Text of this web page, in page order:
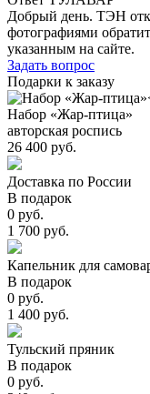
Добрый день. ТЭН
фотографиями
указанным на сайте.
Задать вопрос
Подарки к заказу
Набор «Жар-птица»
авторская роспись
26 400 руб.
Доставка по России
В подарок
0 руб.
1 700 руб.
Капельник для
В подарок
0 руб.
1 400 руб.
Тульский пряник
В подарок
0 руб.